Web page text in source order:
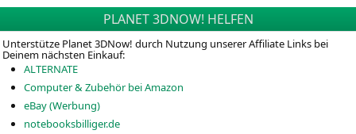
PLANET 3DNOW! HELFEN
Unterstütze Planet 3DNow! durch Nutzung unserer Affiliate Links bei
Deinem nächsten Einkauf:
ALTERNATE
Computer & Zubehör bei Amazon
eBay (Werbung)
notebooksbilliger.de